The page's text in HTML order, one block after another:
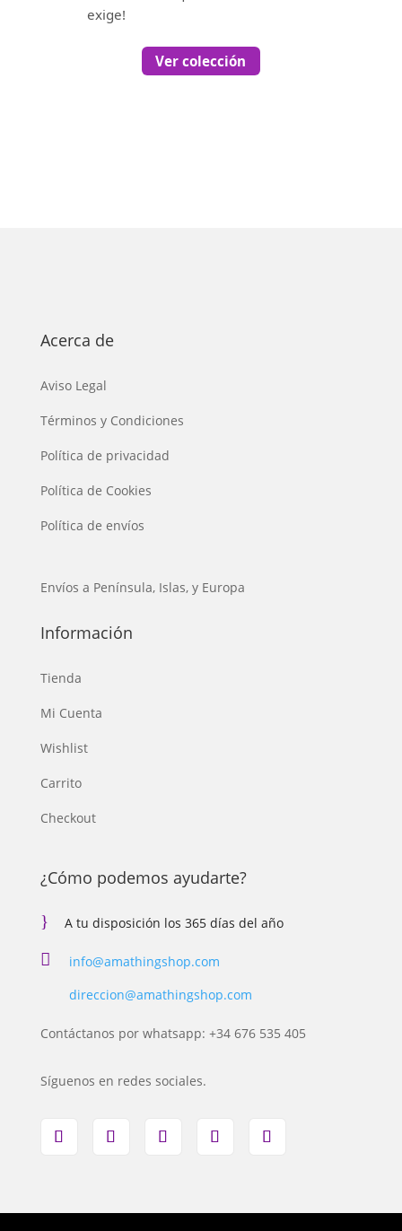
exige!
Ver colección
Acerca de
Aviso Legal
Términos y Condiciones
Política de privacidad
Política de Cookies
Política de envíos
Envíos a Península, Islas, y Europa
Información
Tienda
Mi Cuenta
Wishlist
Carrito
Checkout
¿Cómo podemos ayudarte?
} A tu disposición los 365 días del año

info@amathingshop.com
direccion@amathingshop.com
Contáctanos por whatsapp: +34 676 535 405
Síguenos en redes sociales.